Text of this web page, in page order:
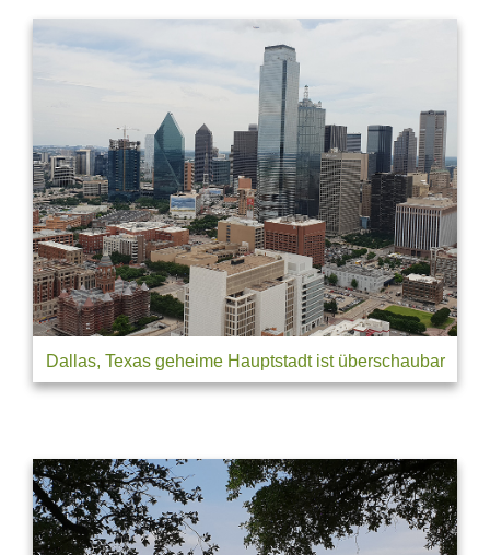
Dallas, Texas geheime Hauptstadt ist überschaubar